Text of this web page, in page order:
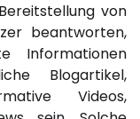
von
beantworten,
Informationen
Blogartikel,
Videos,